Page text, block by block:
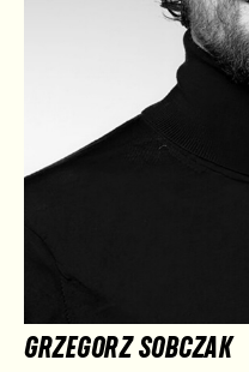
GRZEGORZ SOBCZAK